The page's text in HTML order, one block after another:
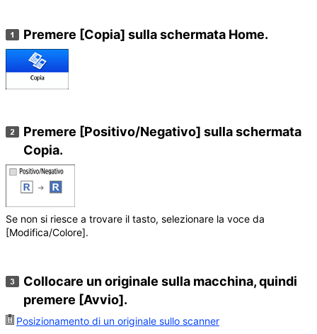
Premere [Copia] sulla schermata Home.
Premere [Positivo/Negativo] sulla schermata
Copia.
Se non si riesce a trovare il tasto, selezionare la voce da
[Modifica/Colore].
Collocare un originale sulla macchina, quindi
premere [Avvio].
Posizionamento di un originale sullo scanner